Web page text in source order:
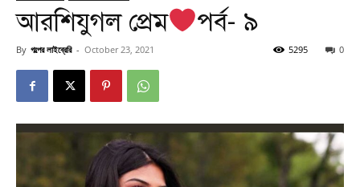
আরশিযুগল প্রেম পর্ব- ৯
By গল্পের লাইব্রেরি - October 23, 2021 0
5295